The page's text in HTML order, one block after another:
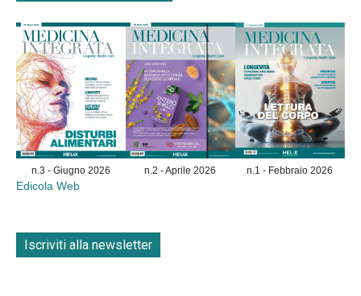
n.3 - Giugno 2026 n.2 - Aprile 2026 n.1 - Febbraio 2026
Edicola Web
Iscriviti alla newsletter